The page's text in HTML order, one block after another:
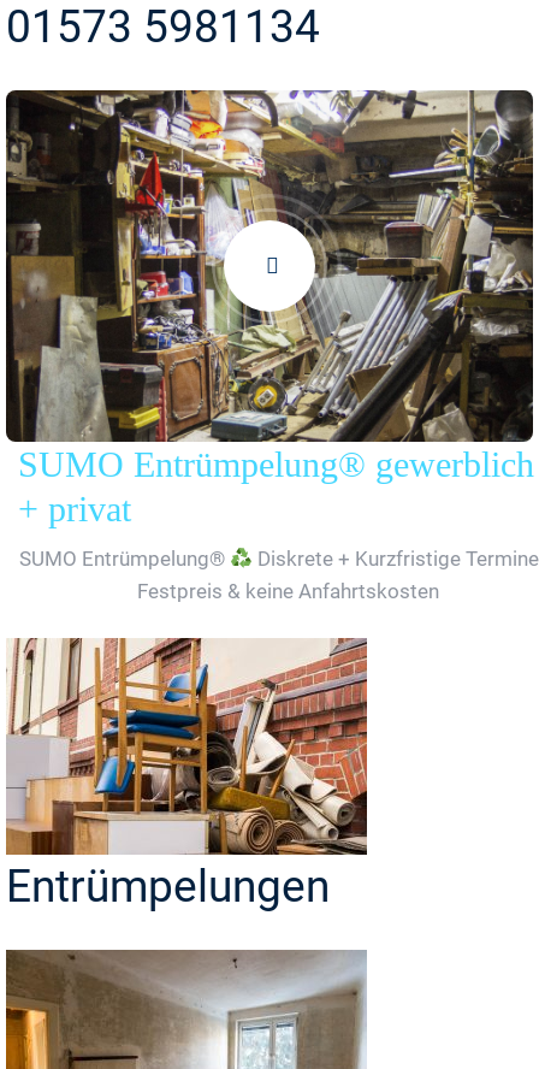
01573 5981134
SUMO Entrümpelung® gewerblich
+ privat
SUMO Entrümpelung®
Diskrete + Kurzfristige
Festpreis & keine Anfahrtskosten
Entrümpelungen